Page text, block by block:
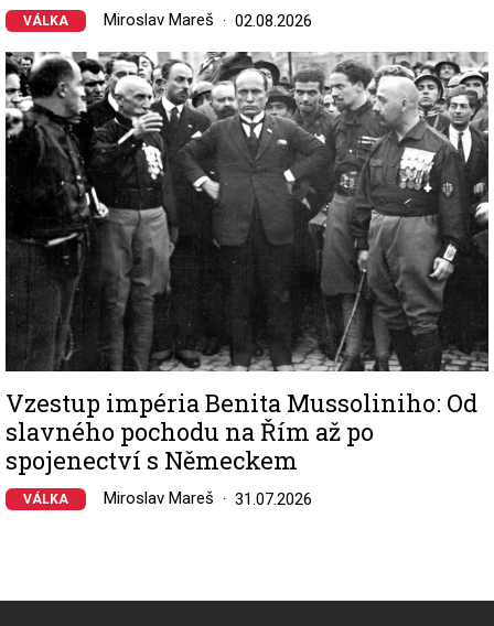
VÁLKA Miroslav Mareš 02.08.2026
Image
Vzestup impéria Benita Mussoliniho: Od
slavného pochodu na Řím až po
spojenectví s Německem
VÁLKA Miroslav Mareš 31.07.2026